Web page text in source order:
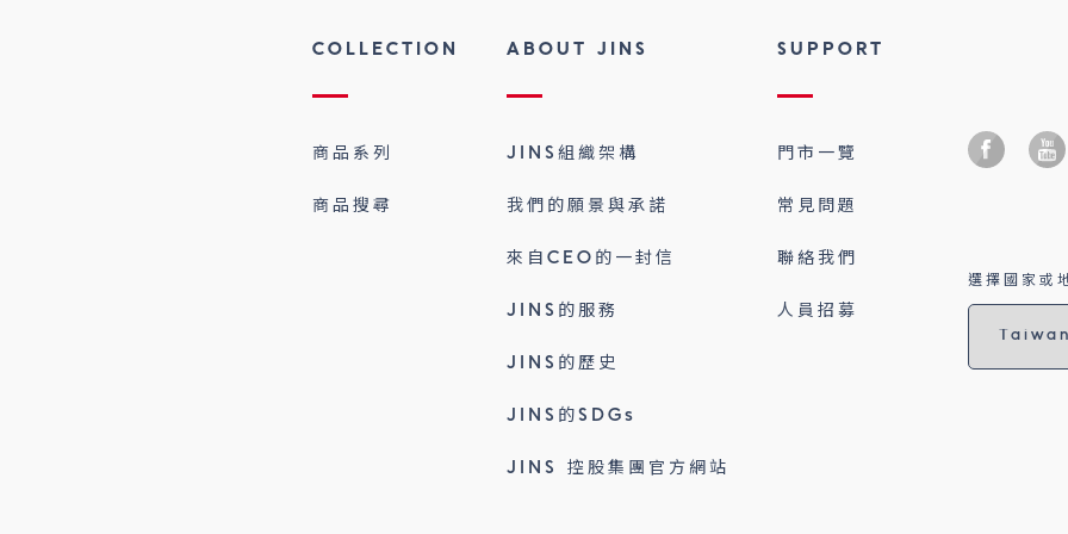
COLLECTION
商品系列
商品搜尋
ABOUT JINS
JINS組織架構
我們的願景與承諾
來自CEO的一封信
JINS的服務
JINS的歷史
JINS的SDGs
JINS 控股集團官方網站
SUPPORT
門市一覽
常見問題
聯絡我們
人員招募
選擇國家或